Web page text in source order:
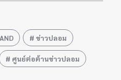
ข่าวปลอม
ศูนย์ต่อต้านข่าวปลอม